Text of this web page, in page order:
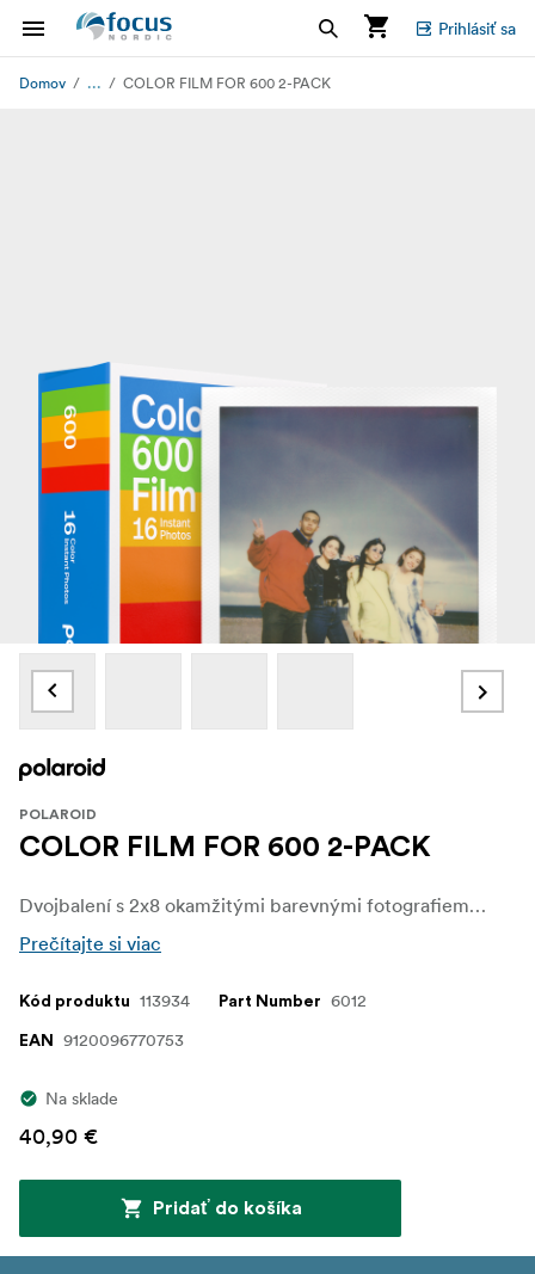
Prihlásiť sa
Domov ... COLOR FILM FOR 600 2-PACK
POLAROID
COLOR FILM FOR 600 2-PACK
Dvojbalení s 2x8 okamžitými barevnými fotografiemi s bílými rámečky pro použití s fotoaparáty Polaroid 600 a I-type.
Prečítajte si viac
Kód produktu 113934 Part Number 6012
EAN 9120096770753
Na sklade
40,90 €
Pridať do košíka